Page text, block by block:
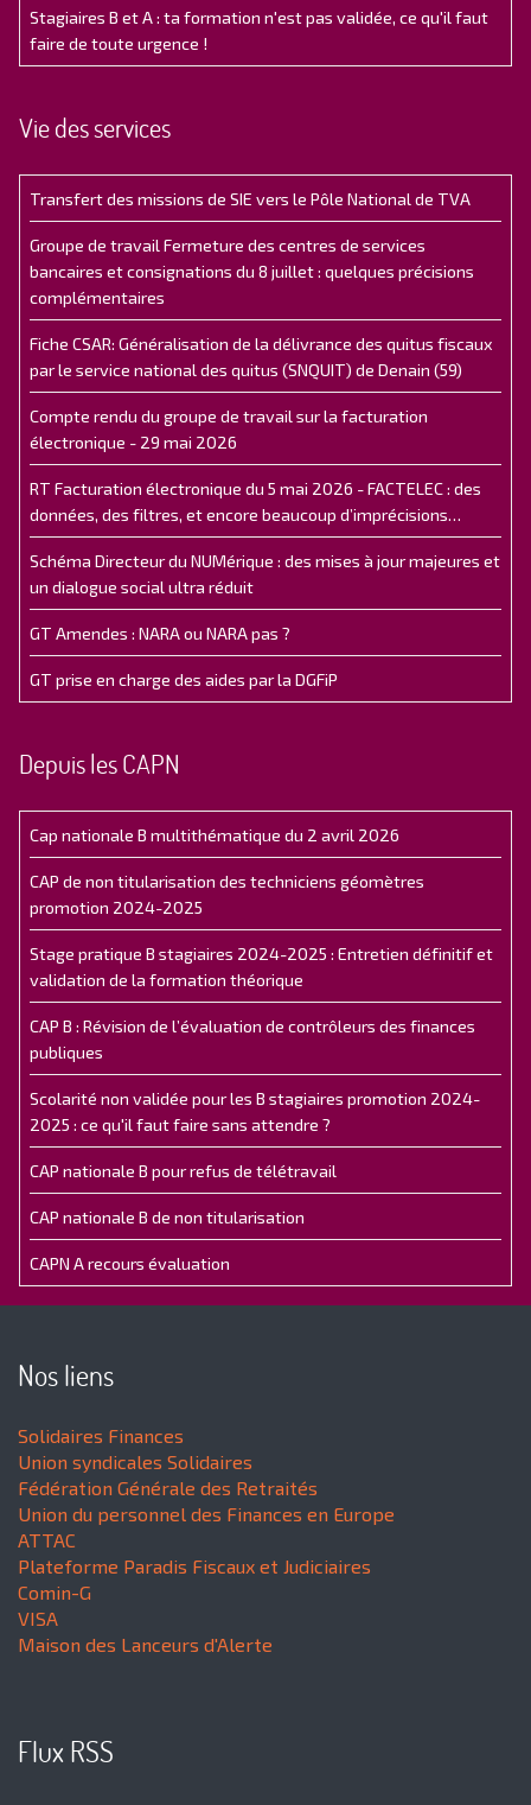
Stagiaires B et A : ta formation n'est pas validée, ce qu'il faut
faire de toute urgence !
Vie des services
Transfert des missions de SIE vers le Pôle National de TVA
Groupe de travail Fermeture des centres de services
bancaires et consignations du 8 juillet : quelques précisions
complémentaires
Fiche CSAR: Généralisation de la délivrance des quitus fiscaux
par le service national des quitus (SNQUIT) de Denain (59)
Compte rendu du groupe de travail sur la facturation
électronique - 29 mai 2026
RT Facturation électronique du 5 mai 2026 - FACTELEC : des
données, des filtres, et encore beaucoup d’imprécisions…
Schéma Directeur du NUMérique : des mises à jour majeures et
un dialogue social ultra réduit
GT Amendes : NARA ou NARA pas ?
GT prise en charge des aides par la DGFiP
Depuis les CAPN
Cap nationale B multithématique du 2 avril 2026
CAP de non titularisation des techniciens géomètres
promotion 2024-2025
Stage pratique B stagiaires 2024-2025 : Entretien définitif et
validation de la formation théorique
CAP B : Révision de l’évaluation de contrôleurs des finances
publiques
Scolarité non validée pour les B stagiaires promotion 2024-
2025 : ce qu'il faut faire sans attendre ?
CAP nationale B pour refus de télétravail
CAP nationale B de non titularisation
CAPN A recours évaluation
Nos liens
Solidaires Finances
Union syndicales Solidaires
Fédération Générale des Retraités
Union du personnel des Finances en Europe
ATTAC
Plateforme Paradis Fiscaux et Judiciaires
Comin-G
VISA
Maison des Lanceurs d'Alerte
Flux RSS